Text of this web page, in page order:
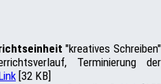
"kreatives Schreiben"
Terminierung der
[32 KB]